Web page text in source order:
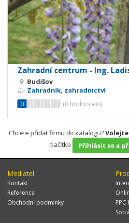
Zahradní centrum - Ing.
Budišov
Zahradník, zahradnictví
0
(0 hodnocení)
Chcete přidat firmu do katalogu?Volejte
tlačítko
Přihlásit se a
Mediatel
Kontakt
Reference
Obchodní podmínky